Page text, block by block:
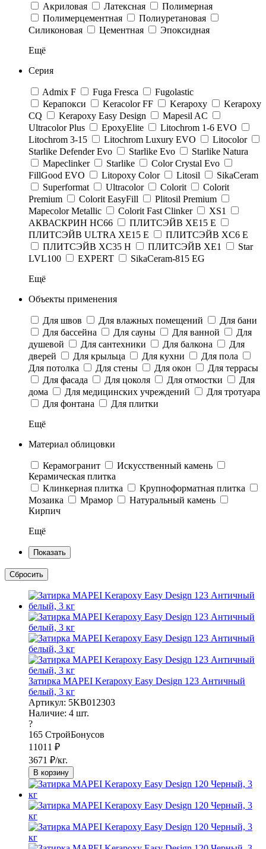
Акриловая Латексная
Полимерная
Полимерцементная
Полиуретановая
Cиликоновая
Цементная
Эпоксидная
Ещё
Серия
Admix F Fuga Fresca
Fugolastic
Керапокси
Keracolor FF Kerapoxy
Kerapoxy
CQ
Kerapoxy Easy Design
Mapesil AC
Ultracolor Plus
EpoxyElite
Litochrom 1-6 EVO
Litochrom 3-15
Litochrom Luxury EVO
Litocolor
Starlike Defender Evo
Starlike Evo
Starlike Natura
Mapeclinker
Starlike
Color Crystal Evo
FillGood EVO
Litopoxy Color Litosil
SikaCeram
Superformat
Ultracolor Colorit
Colorit
Premium
Colorit EasyFill
Plitosil Premium
Mapecolor Metallic
Colorit Fast Clinker
XS1
АКВАСКРИН HC66
ПЛИТСЭЙВ XE15 Е
ПЛИТСЭЙВ ULTRA XE15 Е
ПЛИТСЭЙВ XC6 E
ПЛИТСЭЙВ XC35 H
ПЛИТСЭЙВ XE1
Star
LVL100
EXPERT
SikaCeram-815 EG
Ещё
Объекты применения
Для швов Для влажных помещений
Для бани
Для бассейна
Для сауны Для ванной
Для
душевой
Для сантехники Для балкона
Для
дверей
Для крыльца Для кухни
Для пола
Для потолка
Для стены Для окон
Для террасы
Для фасада
Для цоколя Для отмостки
Для
дома
Для медицинских учреждений
Для тротуара
Для фонтана
Для плитки
Ещё
Материал облицовки
Керамогранит
Искусственный камень
Керамическая плитка
Клинкерная плитка
Крупноформатная плитка
Мозаика
Мрамор
Натуральный камень
Кирпич
Ещё
Затирка MAPEI Kerapoxy Easy Design 123 Античный
белый, 3 кг
Артикул: 5KB012303
Наличие: 4 шт.
?
165 СтройБонусов
11011 ₽
3671 ₽/кг.
В корзину